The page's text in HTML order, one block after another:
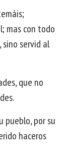
mas con todo
sino servid al
que no
pueblo, por su
haceros